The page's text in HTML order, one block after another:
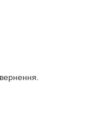
безпечно.